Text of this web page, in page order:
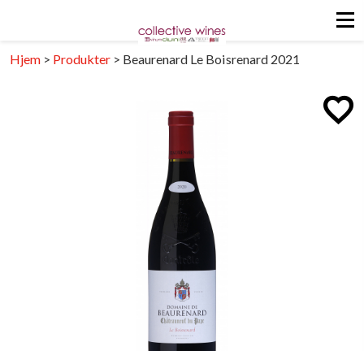
Hjem > Produkter > Beaurenard Le Boisrenard 2021